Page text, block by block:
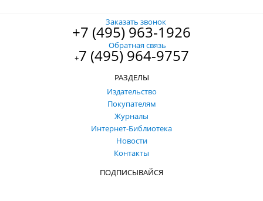
Заказать звонок
+7 (495) 963-1926
Обратная связь
+7 (495) 964-9757
РАЗДЕЛЫ
Издательство
Покупателям
Журналы
Интернет-Библиотека
Новости
Контакты
ПОДПИСЫВАЙСЯ